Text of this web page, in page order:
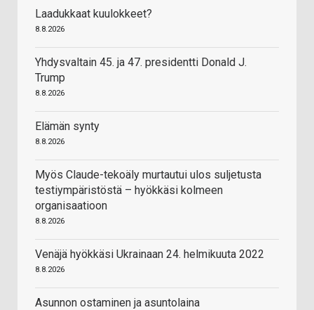
Laadukkaat kuulokkeet?
8.8.2026
Yhdysvaltain 45. ja 47. presidentti Donald J.
Trump
8.8.2026
Elämän synty
8.8.2026
Myös Claude-tekoäly murtautui ulos suljetusta
testiympäristöstä – hyökkäsi kolmeen
organisaatioon
8.8.2026
Venäjä hyökkäsi Ukrainaan 24. helmikuuta 2022
8.8.2026
Asunnon ostaminen ja asuntolaina